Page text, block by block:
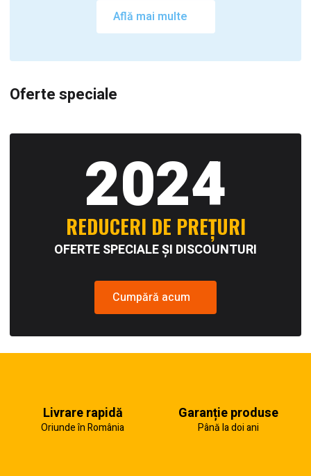
Află mai multe
Oferte speciale
2024
REDUCERI DE PREȚURI
OFERTE SPECIALE ȘI DISCOUNTURI
Cumpără acum
Livrare rapidă
Oriunde în România
Garanție produse
Până la doi ani